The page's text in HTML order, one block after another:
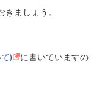
きましょう。
)
に書いていますの